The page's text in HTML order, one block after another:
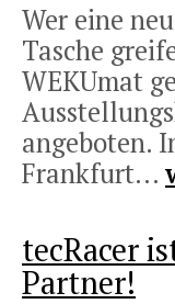
Wer eine
Tasche
WEKUmat
angeboten.
Frankfurt...
tecRacer
Partner!